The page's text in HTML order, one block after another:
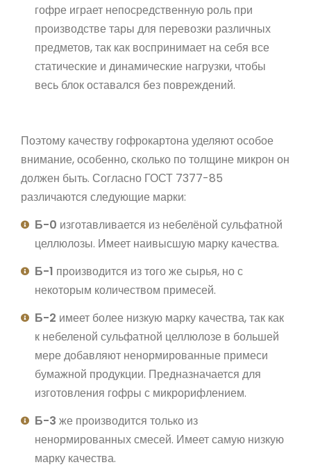
гофре играет непосредственную роль при
производстве тары для перевозки различных
предметов, так как воспринимает на себя все
статические и динамические нагрузки, чтобы
весь блок оставался без повреждений.
Поэтому качеству гофрокартона уделяют особое
внимание, особенно, сколько по толщине микрон он
должен быть. Согласно ГОСТ 7377-85
различаются следующие марки:
Б-0 изготавливается из небелёной сульфатной
целлюлозы. Имеет наивысшую марку качества.
Б-1 производится из того же сырья, но с
некоторым количеством примесей.
Б-2 имеет более низкую марку качества, так как
к небеленой сульфатной целлюлозе в большей
мере добавляют ненормированные примеси
бумажной продукции. Предназначается для
изготовления гофры с микрорифлением.
Б-3 же производится только из
ненормированных смесей. Имеет самую низкую
марку качества.